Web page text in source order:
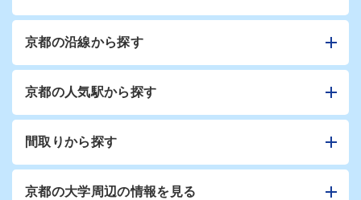
京都の沿線から探す
京都の人気駅から探す
間取りから探す
京都の大学周辺の情報を見る